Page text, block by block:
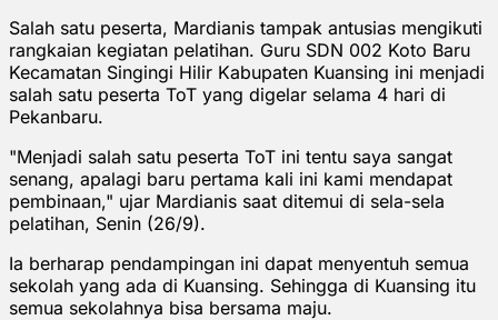
Salah satu peserta, Mardianis tampak antusias mengikuti
rangkaian kegiatan pelatihan. Guru SDN 002 Koto Baru
Kecamatan Singingi Hilir Kabupaten Kuansing ini menjadi
salah satu peserta ToT yang digelar selama 4 hari di
Pekanbaru.
"Menjadi salah satu peserta ToT ini tentu saya sangat
senang, apalagi baru pertama kali ini kami mendapat
pembinaan," ujar Mardianis saat ditemui di sela-sela
pelatihan, Senin (26/9).
Ia berharap pendampingan ini dapat menyentuh semua
sekolah yang ada di Kuansing. Sehingga di Kuansing itu
semua sekolahnya bisa bersama maju.